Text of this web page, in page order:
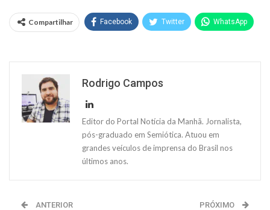
Compartilhar Facebook Twitter WhatsApp
Rodrigo Campos
Editor do Portal Notícia da Manhã. Jornalista,
pós-graduado em Semiótica. Atuou em
grandes veículos de imprensa do Brasil nos
últimos anos.
ANTERIOR PRÓXIMO